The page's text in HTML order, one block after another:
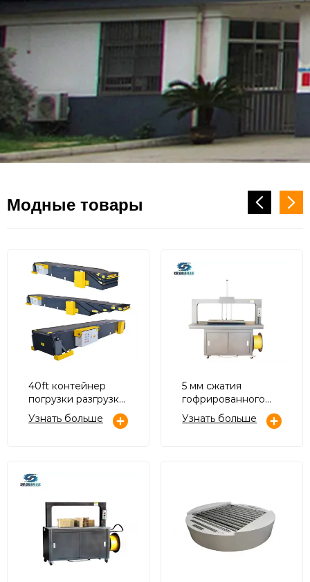
Модные товары
40ft контейнер
погрузки разгрузки
телескопический
ленточный
Узнать больше
5 мм сжатия
гофрированного
картона
обвязочная
Узнать больше